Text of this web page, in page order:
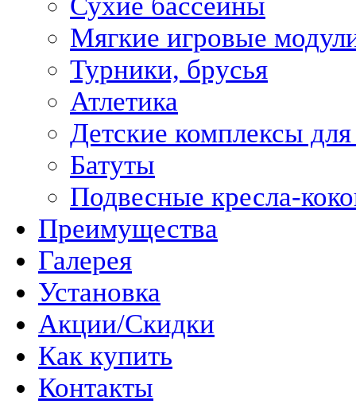
Мягкие игровые
Турники, брусья
Атлетика
Детские комплексы
Батуты
Подвесные кресла-
Преимущества
Галерея
Установка
Акции/Скидки
Как купить
Контакты